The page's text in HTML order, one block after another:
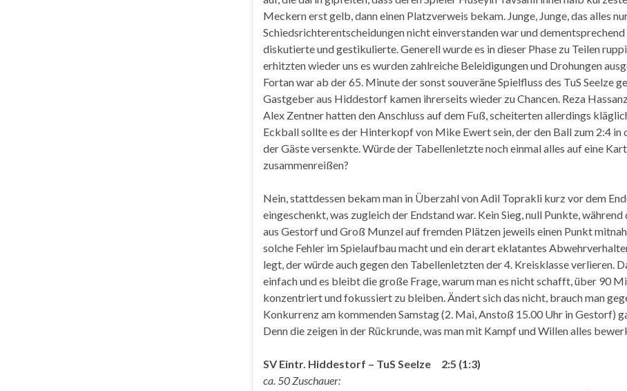
Meckern erst gelb, dann einen Platzverweis bekam. Junge, Junge, das alles
Schiedsrichterentscheidungen nicht einverstanden war und
diskutierte und gestikulierte. Generell wurde es in dieser Phase zu Teilen
erhitzten wieder uns es wurden zahlreiche Beleidigungen und Drohungen
Fortan war ab der 65. Minute der sonst souveräne Spielfluss des TuS Seelze
Gastgeber aus Hiddestorf kamen ihrerseits wieder zu Chancen. Reza
Alex Zentner hatten den Anschluss auf dem Fuß, scheiterten allerdings
Eckball sollte es der Hinterkopf von Mike Ewert sein, der den Ball zum 2:4 in
der Gäste versenkte. Würde der Tabellenletzte noch einmal alles auf eine
zusammenreißen?
Nein, stattdessen bekam man in Überzahl von Adil Toprakli kurz vor dem
eingeschenkt, was zugleich der Endstand war. Kein Sieg, null Punkte,
aus Gestorf und Groß Munzel auf fremden Plätzen jeweils einen Punkt
solche Fehler im Spielaufbau macht und ein derart eklatantes
legt, der würde auch gegen den Tabellenletzten der 4. Kreisklasse verlieren.
einfach und es bleibt die große Frage, warum man es nicht schafft, über 90
konzentriert und fokussiert zu bleiben. Ändert sich das nicht, brauch man
Konkurrenz am kommenden Samstag (2. Mai, Anstoß 15.00 Uhr in Gestorf)
Denn die zeigen in der Rückrunde, was man mit Kampf und Willen alles
SV Eintr. Hiddestorf – TuS Seelze 2:5 (1:3)
ca. 50 Zuschauer: